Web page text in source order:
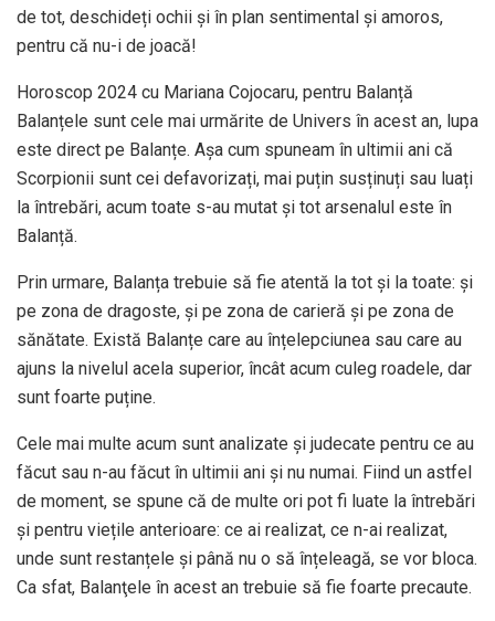
de tot, deschideți ochii și în plan sentimental și amoros,
pentru că nu-i de joacă!
Horoscop 2024 cu Mariana Cojocaru, pentru Balanță
Balanțele sunt cele mai urmărite de Univers în acest an, lupa
este direct pe Balanțe. Așa cum spuneam în ultimii ani că
Scorpionii sunt cei defavorizați, mai puțin susținuți sau luați
la întrebări, acum toate s-au mutat şi tot arsenalul este în
Balanță.
Prin urmare, Balanța trebuie să fie atentă la tot și la toate: şi
pe zona de dragoste, și pe zona de carieră și pe zona de
sănătate. Există Balanțe care au înțelepciunea sau care au
ajuns la nivelul acela superior, încât acum culeg roadele, dar
sunt foarte puține.
Cele mai multe acum sunt analizate și judecate pentru ce au
făcut sau n-au făcut în ultimii ani și nu numai. Fiind un astfel
de moment, se spune că de multe ori pot fi luate la întrebări
și pentru viețile anterioare: ce ai realizat, ce n-ai realizat,
unde sunt restanțele și până nu o să înțeleagă, se vor bloca.
Ca sfat, Balanţele în acest an trebuie să fie foarte precaute.